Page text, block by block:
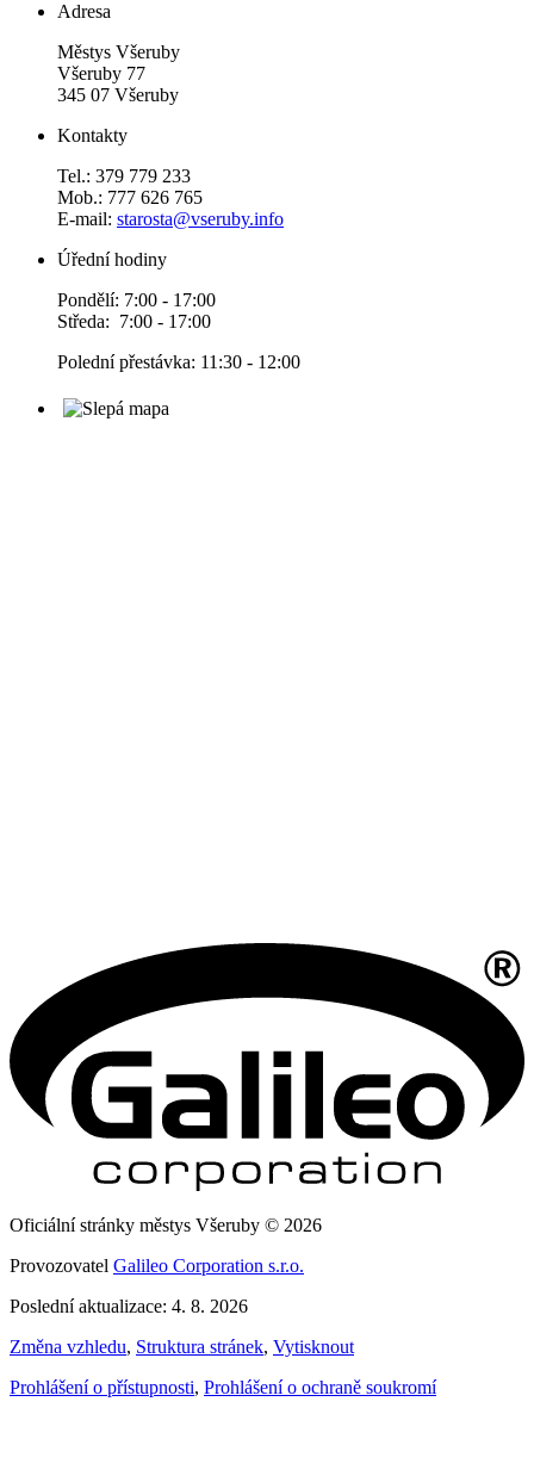
Adresa
Městys Všeruby
Všeruby 77
345 07 Všeruby
Kontakty
Tel.: 379 779 233
Mob.: 777 626 765
E-mail: starosta@vseruby.info
Úřední hodiny
Pondělí: 7:00 - 17:00
Středa: 7:00 - 17:00
Polední přestávka: 11:30 - 12:00
Oficiální stránky městys Všeruby © 2026
Provozovatel Galileo Corporation s.r.o.
Poslední aktualizace: 4. 8. 2026
Změna vzhledu, Struktura stránek, Vytisknout
Prohlášení o přístupnosti, Prohlášení o ochraně soukromí